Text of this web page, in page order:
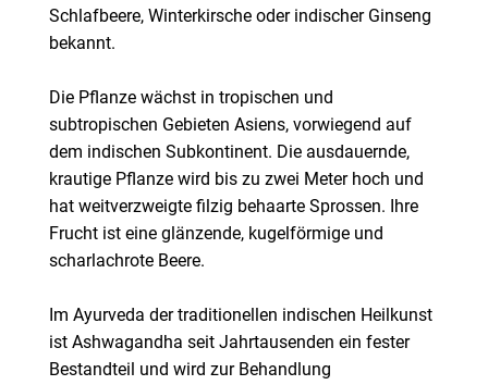
Schlafbeere, Winterkirsche oder indischer Ginseng
bekannt.
Die Pflanze wächst in tropischen und
subtropischen Gebieten Asiens, vorwiegend auf
dem indischen Subkontinent. Die ausdauernde,
krautige Pflanze wird bis zu zwei Meter hoch und
hat weitverzweigte filzig behaarte Sprossen. Ihre
Frucht ist eine glänzende, kugelförmige und
scharlachrote Beere.
Im Ayurveda der traditionellen indischen Heilkunst
ist Ashwagandha seit Jahrtausenden ein fester
Bestandteil und wird zur Behandlung